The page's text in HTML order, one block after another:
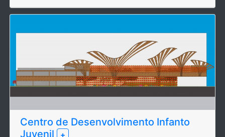
Centro de Desenvolvimento Infanto
Juvenil
+